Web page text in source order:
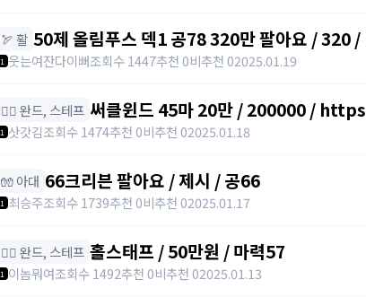
🏹 활 50제 올림푸스 덱1 공78 320만 팔아요 /
1 웃는여잔다이뻐조회수 1447추천 0비추천 02025.01.19
🧙‍♀️ 완드, 스테프 써클윈드 45마 20만 / 200000 /
1 삿갓김조회수 1474추천 0비추천 02025.01.18
🧤 아대 66크리븐 팔아요 / 제시 / 공66
1 최승주조회수 1739추천 0비추천 02025.01.17
🧙‍♀️ 완드, 스테프 홀스태프 / 50만원 / 마력57
1 이놈뭐여조회수 1492추천 0비추천 02025.01.13